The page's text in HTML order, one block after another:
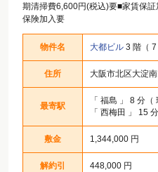
い食のゾーンです。
南館・7階?9階には、ニューヨークの
ンゾーン。老若男女様々に、本物の味
なので、はしごする感覚で「食べ歩き
期清掃費6,600円(税込)要■家賃保証
保険加入要
物件名 大都ビル 3 階（ 7
住所 大阪市北区大淀
最寄駅
「 福島 」 8 分（
「 西梅田 」 15
敷金 1,344,000 円
解約引 448,000 円